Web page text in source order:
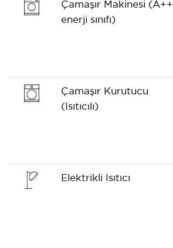
Çamaşır Makinesi (A++
enerji sınıfı)
Çamaşır Kurutucu
(Isıtıcılı)
Elektrikli Isıtıcı